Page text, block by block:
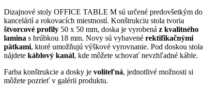
Dizajnové stoly OFFICE TABLE M sú určené predovšetkým do
kancelárií a rokovacích miestností. Konštrukciu stola tvoria
štvorcové profily 50 x 50 mm, doska je vyrobená z kvalitného
lamina s hrúbkou 18 mm. Novy sú vybavené rektifikačnými
pätkami, ktoré umožňujú výškové vyrovnanie. Pod doskou stola
nájdete káblový kanál, kde môžete schovať nevzhľadné káble.
Farba konštrukcie a dosky je voliteľná, jednotlivé možnosti si
môžete pozrieť v galérii produktu.